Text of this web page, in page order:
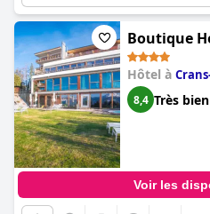
Boutique
Hôtel à
8,4 Très bien
Voir les